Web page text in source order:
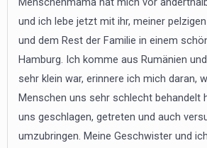
und ich lebe jetzt mit ihr, meiner
und dem Rest der Familie in einem
Hamburg. Ich komme aus Rumänien
sehr klein war, erinnere ich mich daran,
Menschen uns sehr schlecht behandelt
uns geschlagen, getreten und auch
umzubringen. Meine Geschwister und